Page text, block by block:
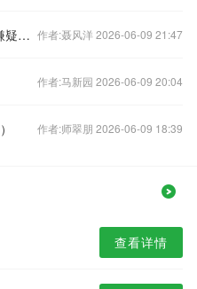
美国俄亥俄州枪击事件12人受伤 嫌疑人在逃 作者:聂风洋 2026-06-09 21:47
作者:马新园 2026-06-09 20:04
作者:师翠朋 2026-06-09 18:39
查看详情